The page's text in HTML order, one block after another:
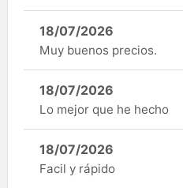
18/07/2026
Muy buenos precios.
18/07/2026
Lo mejor que he hecho
18/07/2026
Facil y rápido